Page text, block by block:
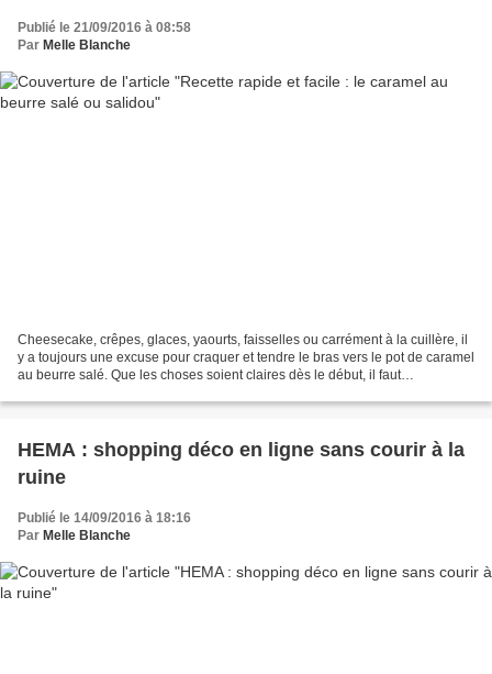
Publié le 21/09/2016 à 08:58
Par Melle Blanche
Cheesecake, crêpes, glaces, yaourts, faisselles ou carrément à la cuillère, il
y a toujours une excuse pour craquer et tendre le bras vers le pot de caramel
au beurre salé. Que les choses soient claires dès le début, il faut
HEMA : shopping déco en ligne sans courir à la
ruine
Publié le 14/09/2016 à 18:16
Par Melle Blanche